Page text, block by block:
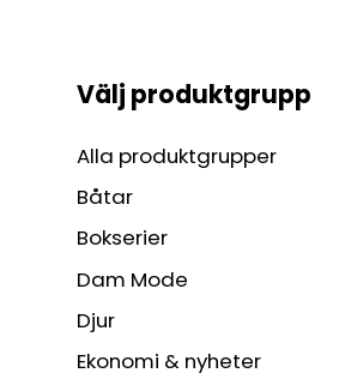
Välj produktgrupp
Alla produktgrupper
Båtar
Bokserier
Dam Mode
Djur
Ekonomi & nyheter